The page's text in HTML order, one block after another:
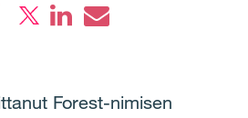
Forest-nimisen